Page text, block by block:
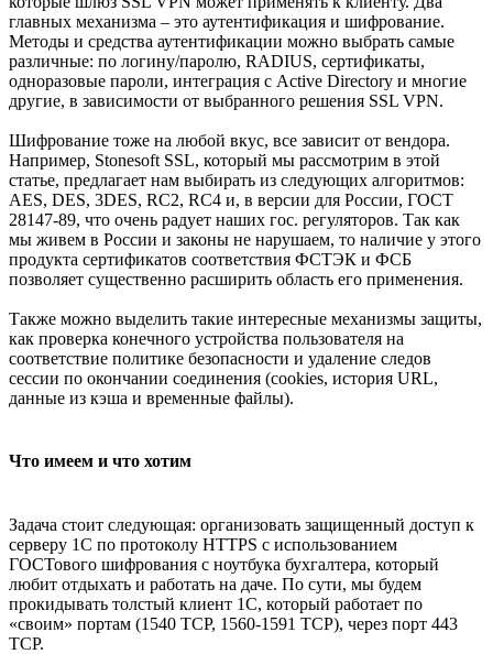
главных механизма – это аутентификация и шифрование.
Методы и средства аутентификации можно выбрать самые
различные: по логину/паролю, RADIUS, сертификаты,
одноразовые пароли, интеграция с Active Directory и многие
другие, в зависимости от выбранного решения SSL VPN.
Шифрование тоже на любой вкус, все зависит от вендора.
Например, Stonesoft SSL, который мы рассмотрим в этой
статье, предлагает нам выбирать из следующих алгоритмов:
AES, DES, 3DES, RC2, RC4 и, в версии для России, ГОСТ
28147-89, что очень радует наших гос. регуляторов. Так как
мы живем в России и законы не нарушаем, то наличие у этого
продукта сертификатов соответствия ФСТЭК и ФСБ
позволяет существенно расширить область его применения.
Также можно выделить такие интересные механизмы защиты,
как проверка конечного устройства пользователя на
соответствие политике безопасности и удаление следов
сессии по окончании соединения (cookies, история URL,
данные из кэша и временные файлы).
Что имеем и что хотим
Задача стоит следующая: организовать защищенный доступ к
серверу 1С по протоколу HTTPS с использованием
ГОСТового шифрования с ноутбука бухгалтера, который
любит отдыхать и работать на даче. По сути, мы будем
прокидывать толстый клиент 1С, который работает по
«своим» портам (1540 TCP, 1560-1591 TCP), через порт 443
TCP.